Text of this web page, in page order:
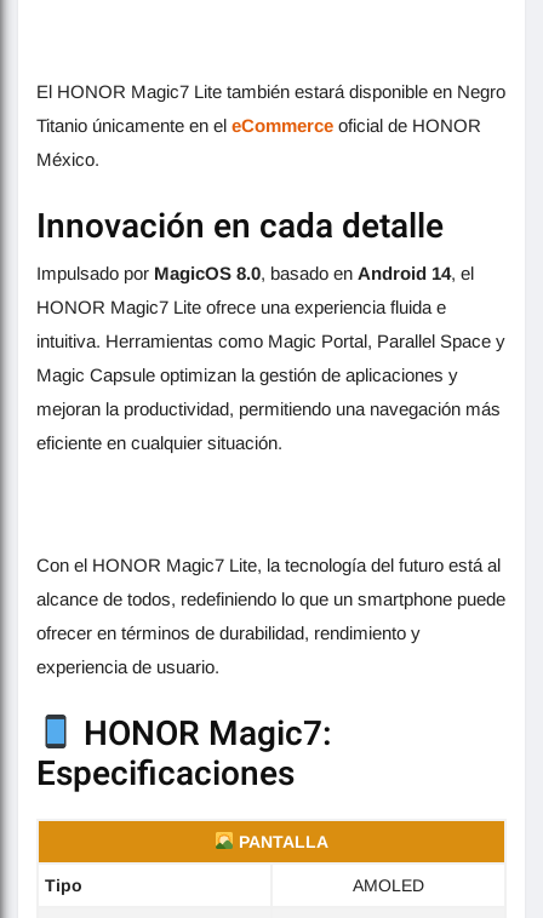
El HONOR Magic7 Lite también estará disponible en Negro
Titanio únicamente en el eCommerce oficial de HONOR
México.
Innovación en cada detalle
Impulsado por MagicOS 8.0, basado en Android 14, el
HONOR Magic7 Lite ofrece una experiencia fluida e
intuitiva. Herramientas como Magic Portal, Parallel Space y
Magic Capsule optimizan la gestión de aplicaciones y
mejoran la productividad, permitiendo una navegación más
eficiente en cualquier situación.
Con el HONOR Magic7 Lite, la tecnología del futuro está al
alcance de todos, redefiniendo lo que un smartphone puede
ofrecer en términos de durabilidad, rendimiento y
experiencia de usuario.
HONOR Magic7:
Especificaciones
PANTALLA
Tipo AMOLED